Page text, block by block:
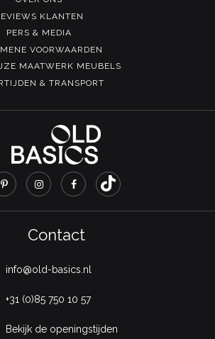
KLANTEN
PERS & MEDIA
VOORWAARDEN
MAATWERK MEUBELS
& TRANSPORT
Contact
info@old-basics.nl
+31 (0)85 750 10 57
Bekijk de openingstijden